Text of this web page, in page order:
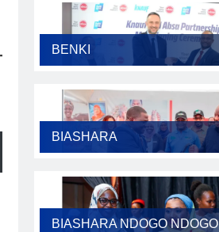
BENKI
BIASHARA
BIASHARA NDOGO NDOGO